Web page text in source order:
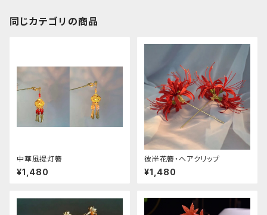
同じカテゴリの商品
中華風提灯簪
¥1,480
彼岸花簪・ヘアクリップ
¥1,480